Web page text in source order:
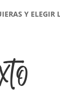
Y ELEGIR